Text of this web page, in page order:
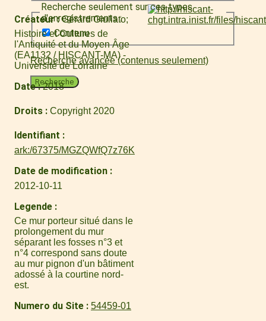
Recherche seulement sur ces types
d'enregistrements :
Contenu
Recherche avancée (contenus seulement)
Recherche
Créateur
Gérard Giuliato
Histoire et Cultures de
l'Antiquité et du Moyen Âge
(EA1132 / HISCANT-MA) -
Université de Lorraine
Date 2018
Droits Copyright 2020
Identifiant
ark:/67375/MGZQWfQ7z76K
Date de modification
2012-10-11
Legende
Ce mur porteur situé dans le
prolongement du mur
séparant les fosses n°3 et
n°4 correspond sans doute
au mur pignon d'un bâtiment
adossé à la courtine nord-
est.
Numero du Site 54459-01